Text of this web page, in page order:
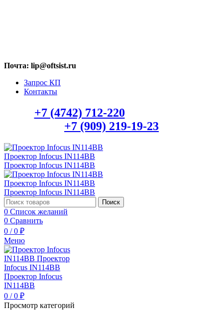
Почта: lip@oftsist.ru
Запрос КП
Контакты
+7 (4742) 712-220
+7 (909) 219-19-23
Поиск
0 Список желаний
0 Сравнить
0 / 0 ₽
Меню
0 / 0 ₽
Просмотр категорий